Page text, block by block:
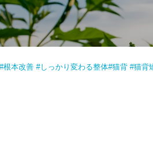
根本改善 #しっかり変わる整体#猫背 #猫